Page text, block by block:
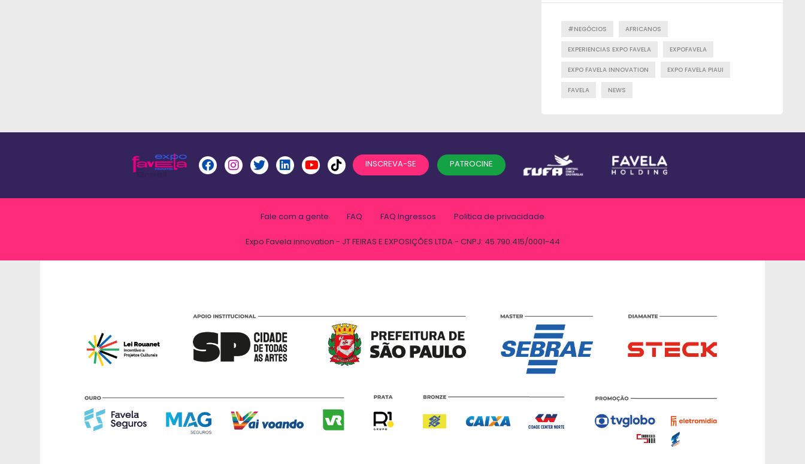
#NEGÓCIOS AFRICANOS
EXPERIENCIAS EXPO FAVELA EXPOFAVELA
EXPO FAVELA INNOVATION EXPO FAVELA PIAUI
FAVELA NEWS
INSCREVA-SE PATROCINE
Fale com a gente FAQ FAQ Ingressos Politica de privacidade
Expo Favela innovation - JT FEIRAS E EXPOSIÇÕES LTDA - CNPJ: 45.790.415/0001-44